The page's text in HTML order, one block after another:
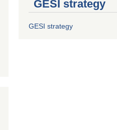
GESI strategy
GESI strategy